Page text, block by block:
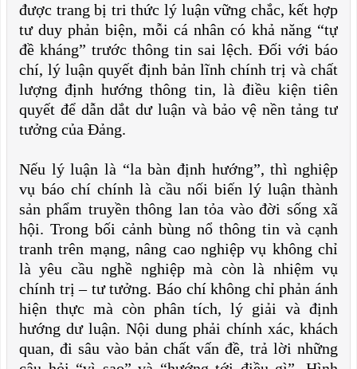
được trang bị tri thức lý luận vững chắc, kết hợp
tư duy phản biện, mỗi cá nhân có khả năng “tự
đề kháng” trước thông tin sai lệch. Đối với báo
chí, lý luận quyết định bản lĩnh chính trị và chất
lượng định hướng thông tin, là điều kiện tiên
quyết để dẫn dắt dư luận và bảo vệ nền tảng tư
tưởng của Đảng.
Nếu lý luận là “la bàn định hướng”, thì nghiệp
vụ báo chí chính là cầu nối biến lý luận thành
sản phẩm truyền thông lan tỏa vào đời sống xã
hội. Trong bối cảnh bùng nổ thông tin và cạnh
tranh trên mạng, nâng cao nghiệp vụ không chỉ
là yêu cầu nghề nghiệp mà còn là nhiệm vụ
chính trị – tư tưởng. Báo chí không chỉ phản ánh
hiện thực mà còn phân tích, lý giải và định
hướng dư luận. Nội dung phải chính xác, khách
quan, đi sâu vào bản chất vấn đề, trả lời những